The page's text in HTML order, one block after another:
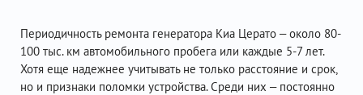
Периодичность ремонта генератора Киа Церато – около 80-
100 тыс. км автомобильного пробега или каждые 5-7 лет.
Хотя еще надежнее учитывать не только расстояние и срок,
но и признаки поломки устройства. Среди них – постоянно